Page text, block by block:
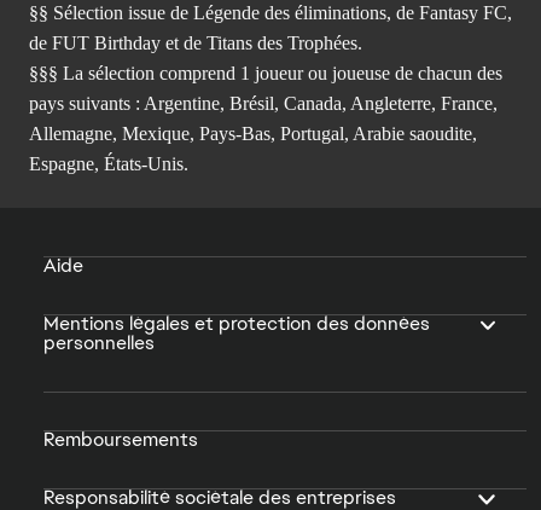
§§ Sélection issue de Légende des éliminations, de Fantasy FC,
de FUT Birthday et de Titans des Trophées.
§§§ La sélection comprend 1 joueur ou joueuse de chacun des
pays suivants : Argentine, Brésil, Canada, Angleterre, France,
Allemagne, Mexique, Pays-Bas, Portugal, Arabie saoudite,
Espagne, États-Unis.
Aide
Mentions légales et protection des données
personnelles
Remboursements
Responsabilité sociétale des entreprises